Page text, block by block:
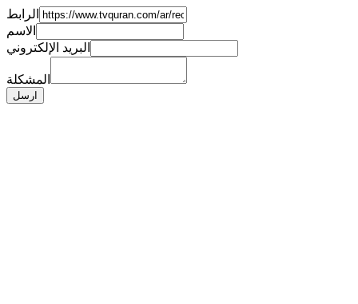
الرابط
الاسم
البريد الإلكتروني
المشكلة
ارسل